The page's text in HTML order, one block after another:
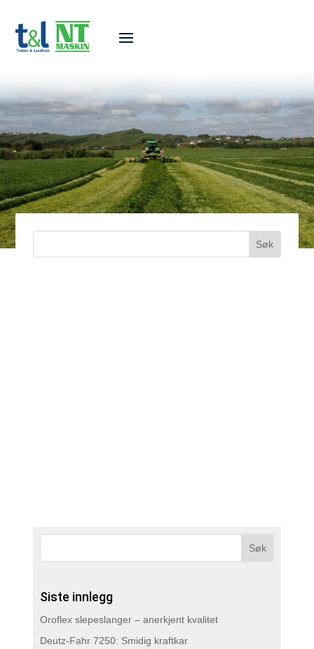
Siste innlegg
Oroflex slepeslanger – anerkjent kvalitet
Deutz-Fahr 7250: Smidig kraftkar